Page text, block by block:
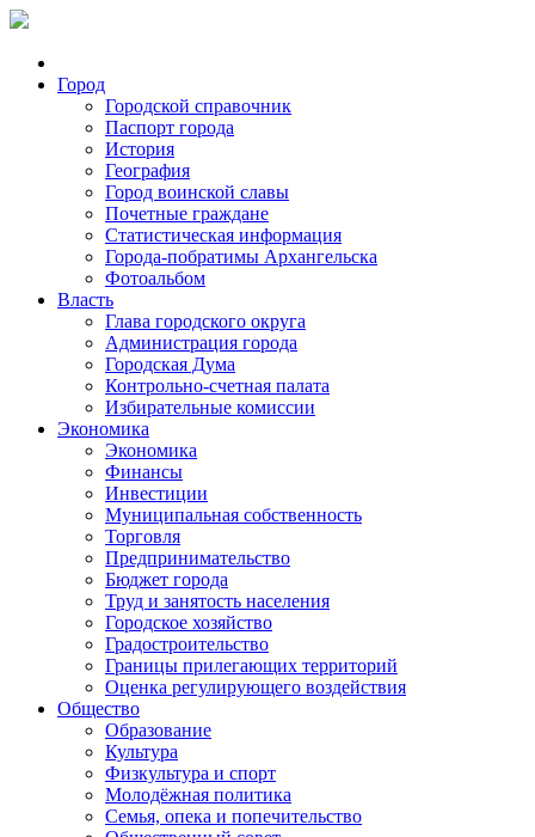
Город
Городской справочник
Паспорт города
История
География
Город воинской славы
Почетные граждане
Статистическая информация
Города-побратимы Архангельска
Фотоальбом
Власть
Глава городского округа
Администрация города
Городская Дума
Контрольно-счетная палата
Избирательные комиссии
Экономика
Экономика
Финансы
Инвестиции
Муниципальная собственность
Торговля
Предпринимательство
Бюджет города
Труд и занятость населения
Городское хозяйство
Градостроительство
Границы прилегающих территорий
Оценка регулирующего воздействия
Общество
Образование
Культура
Физкультура и спорт
Молодёжная политика
Семья, опека и попечительство